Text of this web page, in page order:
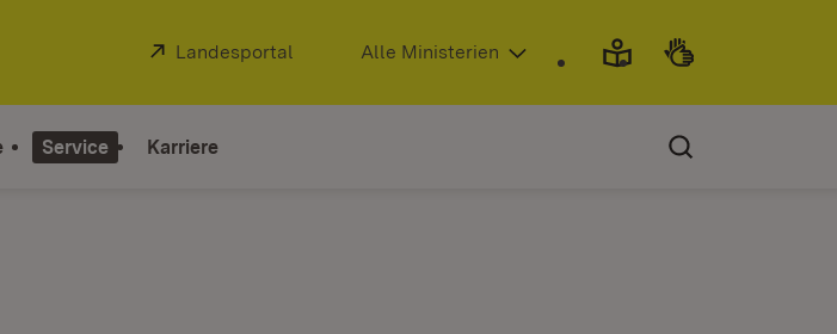
Extern:
Landesportal (Öffnet in neuem Fenster)
Alle Ministerien
Service Karriere